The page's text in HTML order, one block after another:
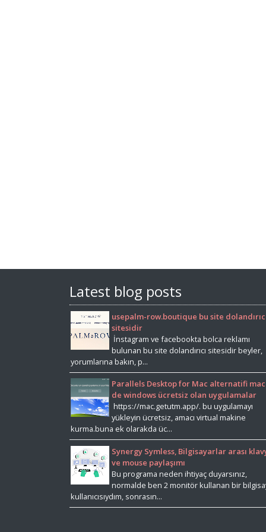
Latest blog posts
usepalm-row.boutique bu site
sitesidir
İnstagram ve facebookta bolca reklamı
bulunan bu site dolandırıcı sitesidir beyler,
yorumlarına bakın, p...
Parallels Desktop for Mac alternatifi mac
de windows ücretsiz olan uygulamalar
https://mac.getutm.app/. bu uygulamayı
yükleyin ücretsiz, amacı virtual makine
kurma.buna ek olarakda üc...
Synergy Symless, Bilgisayarlar arası
ve mouse paylaşımı
Bu programa neden ihtiyaç duyarsınız,
normalde ben 2 monitör kullanan bir
kullanıcısıydım, sonrasın...